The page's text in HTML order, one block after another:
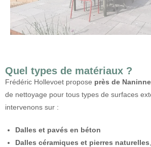
Quel types de matériaux ?
Frédéric Hollevoet propose près de Naninne
de nettoyage pour tous types de surfaces
intervenons sur :
Dalles et pavés en béton
Dalles céramiques et pierres naturelles